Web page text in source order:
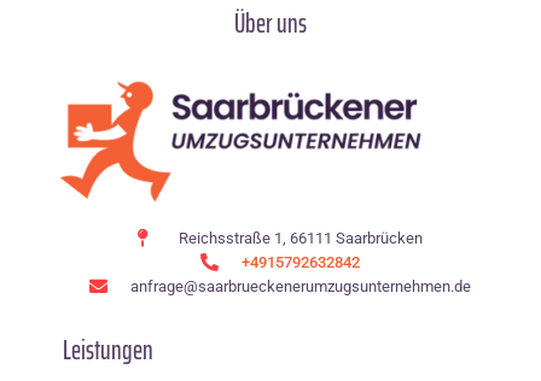
Über uns
Reichsstraße 1, 66111 Saarbrücken
+4915792632842
anfrage@saarbrueckenerumzugsunternehmen.de
Leistungen